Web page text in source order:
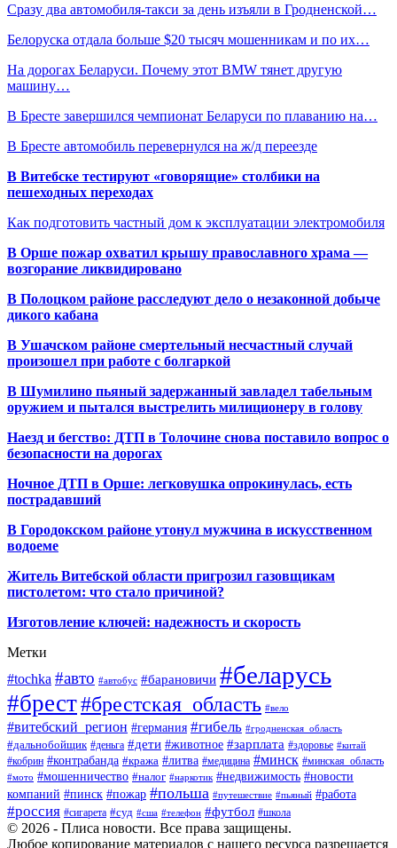
Сразу два автомобиля-такси за день изъяли в Гродненской…
Белоруска отдала больше $20 тысяч мошенникам и по их…
На дорогах Беларуси. Почему этот BMW тянет другую
машину…
В Бресте завершился чемпионат Беларуси по плаванию на…
В Бресте автомобиль перевернулся на ж/д переезде
В Витебске тестируют «говорящие» столбики на
пешеходных переходах
Как подготовить частный дом к эксплуатации электромобиля
В Орше пожар охватил крышу православного храма —
возгорание ликвидировано
В Полоцком районе расследуют дело о незаконной добыче
дикого кабана
В Ушачском районе смертельный несчастный случай
произошел при работе с болгаркой
В Шумилино пьяный задержанный завладел табельным
оружием и пытался выстрелить милиционеру в голову
Наезд и бегство: ДТП в Толочине снова поставило вопрос о
безопасности на дорогах
Ночное ДТП в Орше: легковушка опрокинулась, есть
пострадавший
В Городокском районе утонул мужчина в искусственном
водоеме
Житель Витебской области пригрозил газовщикам
пистолетом: что стало причиной?
Изготовление ключей: надежность и скорость
Метки
#tochka #авто #автобус #барановичи #беларусь
#брест#брестская_область #вело
#витебский_регион #германия #гибель #гродненская_область
#дальнобойщик #деньга #дети #животное #зарплата #здоровье #китай
#кобрин #контрабанда #кража #литва #медицина #минск #минская_область
#мото #мошенничество #налог #наркотик #недвижимость #новости
компаний #пинск #пожар #польша #путешествие #пьяный #работа
#россия #сигарета #суд #сша #телефон #футбол #школа
© 2026 - Плиса новости. Все права защищены.
Любое копирование материалов с нашего ресурса разрешается